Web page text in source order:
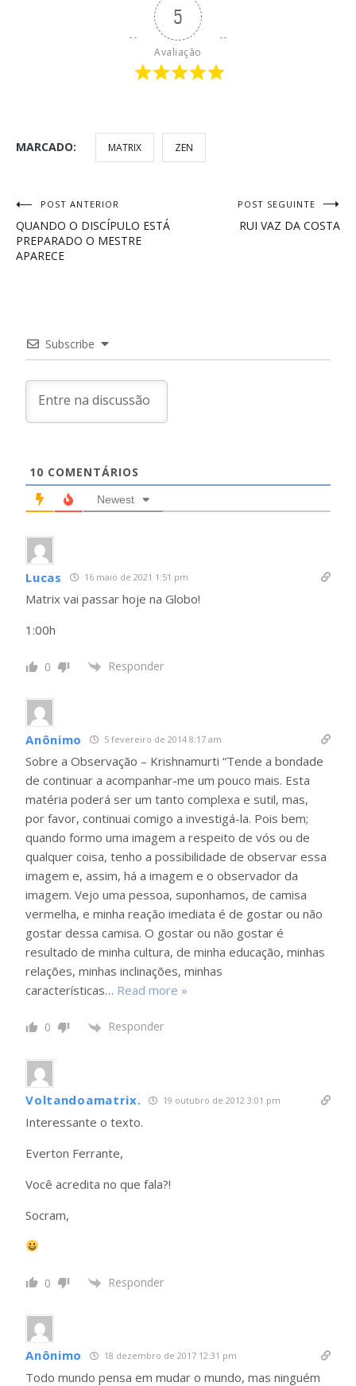
5
Avaliação
MARCADO: MATRIX ZEN
Navegação
de
Post
POST ANTERIOR
QUANDO O DISCÍPULO ESTÁ
PREPARADO O MESTRE
APARECE
POST SEGUINTE
RUI VAZ DA COSTA
Subscribe
10 COMENTÁRIOS
Newest
Lucas 16 maio de 2021 1:51 pm
Matrix vai passar hoje na Globo!
1:00h
0 Responder
Anônimo 5 fevereiro de 2014 8:17 am
Sobre a Observação – Krishnamurti “Tende a bondade
de continuar a acompanhar-me um pouco mais. Esta
matéria poderá ser um tanto complexa e sutil, mas,
por favor, continuai comigo a investigá-la. Pois bem;
quando formo uma imagem a respeito de vós ou de
qualquer coisa, tenho a possibilidade de observar essa
imagem e, assim, há a imagem e o observador da
imagem. Vejo uma pessoa, suponhamos, de camisa
vermelha, e minha reação imediata é de gostar ou não
gostar dessa camisa. O gostar ou não gostar é
resultado de minha cultura, de minha educação, minhas
relações, minhas inclinações, minhas
características… Read more »
0 Responder
Voltandoamatrix. 19 outubro de 2012 3:01 pm
Interessante o texto.
Everton Ferrante,
Você acredita no que fala?!
Socram,
0 Responder
Anônimo 18 dezembro de 2017 12:31 pm
Todo mundo pensa em mudar o mundo, mas ninguém